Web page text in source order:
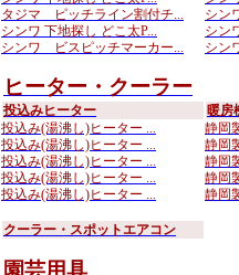
タジマ ピッチライン割付チ...
シンワ 下地探し どこ太P...
シンワ ビスピッチマーカー...
シン
シン
シン
ヒーター・クーラー
投込みヒーター
投込み(湯沸し)ヒーター ...
投込み(湯沸し)ヒーター ...
投込み(湯沸し)ヒーター ...
投込み(湯沸し)ヒーター ...
投込み(湯沸し)ヒーター ...
暖房
静岡
静岡
静岡
静岡
静岡
クーラー・スポットエアコン
園芸用具